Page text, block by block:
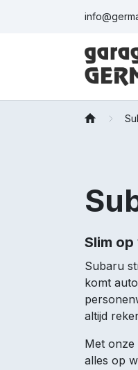
Slim
Subaru
komt
altijd
Met
alles op